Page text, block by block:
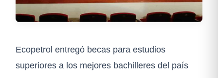
Ecopetrol entregó becas para estudios
superiores a los mejores bachilleres del país